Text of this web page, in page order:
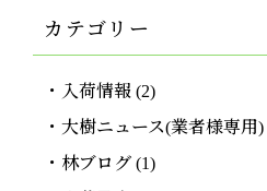
カテゴリー
入荷情報 (2)
大樹ニュース(業者様専用)
林ブログ (1)